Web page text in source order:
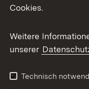
Messenger
Social Wall
X / Twitter
Youtube
Cookies.
Weitere
unserer
Technisch